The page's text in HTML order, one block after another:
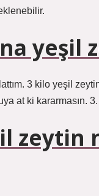
yeşil
3 kilo yeşil
at ki
zeytin